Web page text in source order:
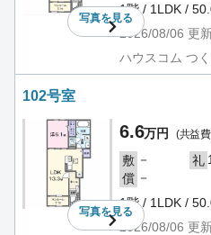
写真を見る
1階 / 1LDK /
2026/08/06 更
ハウスコム つ
102号室
写真を見る
6.6万円 (共益
敷 － 礼
償 －
1階 / 1LDK /
2026/08/06 更